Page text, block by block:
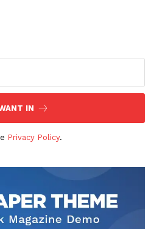
IN
Privacy Policy.